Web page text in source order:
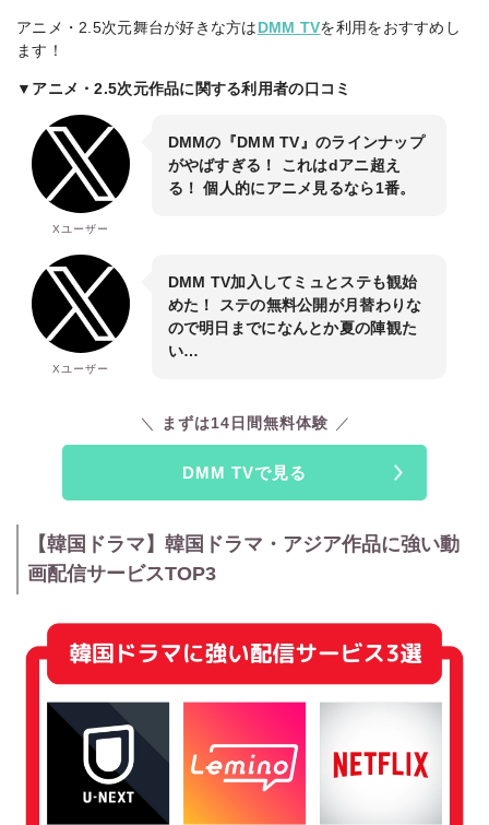
アニメ・2.5次元舞台が好きな方は DMM TVを利用をおすすめし
ます！
▼アニメ・2.5次元作品に関する利用者の口コミ
Xユーザー
DMMの『DMM TV』のラインナップ
がやばすぎる！ これはdアニ超え
る！ 個人的にアニメ見るなら1番。
Xユーザー
DMM TV加入してミュとステも観始
めた！ ステの無料公開が月替わりな
ので明日までになんとか夏の陣観た
い…
まずは14日間無料体験
DMM TVで見る
【韓国ドラマ】韓国ドラマ・アジア作品に強い動
画配信サービスTOP3